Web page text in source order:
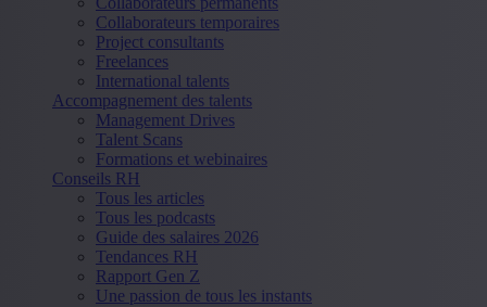
Collaborateurs temporaires
Project consultants
Freelances
International talents
Accompagnement des talents
Management Drives
Talent Scans
Formations et webinaires
Conseils RH
Tous les articles
Tous les podcasts
Guide des salaires 2026
Tendances RH
Rapport Gen Z
Une passion de tous les instants